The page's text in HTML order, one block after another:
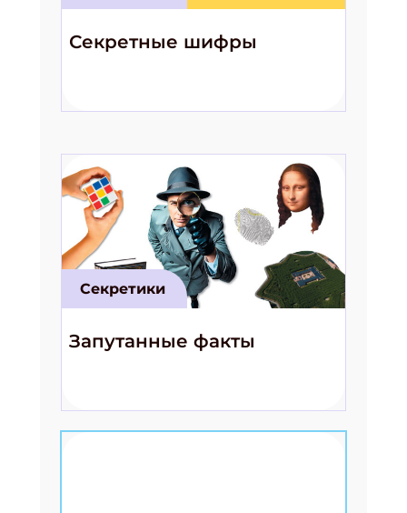
Секретные шифры
Секретики
Запутанные факты